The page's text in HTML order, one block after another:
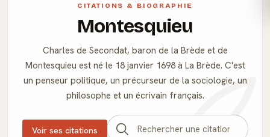
CITATIONS & BIOGRAPHIE
Montesquieu
Charles de Secondat, baron de la Brède et de
Montesquieu est né le 18 janvier 1698 à La Brède. C'est
un penseur politique, un précurseur de la sociologie, un
philosophe et un écrivain français.
Voir ses citations